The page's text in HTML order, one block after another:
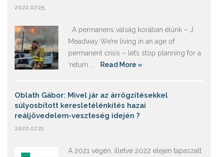
2022.07.25.
A permanens válság korában élünk – J.
Meadway We’re living in an age of
permanent crisis – let’s stop planning for a
‘return ...
Read More »
Oblath Gábor: Mivel jár az árrögzítésekkel
súlyosbított keresletélénkítés hazai
reáljövedelem-veszteség idején ?
2022.07.21.
A 2021 végén, illetve 2022 elején tapaszalt